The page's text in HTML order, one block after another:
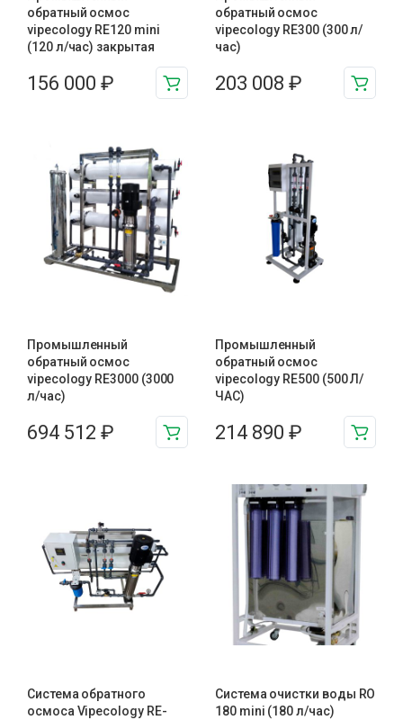
обратный осмос
vipecology RE120 mini
(120 л/час) закрытая
156 000 ₽
обратный осмос
vipecology RE300 (300 л/
час)
203 008 ₽
Промышленный
обратный осмос
vipecology RE3000 (3000
л/час)
694 512 ₽
Промышленный
обратный осмос
vipecology RE500 (500 Л/
ЧАС)
214 890 ₽
Система обратного
осмоса Vipecology RE-
Система очистки воды RO
180 mini (180 л/час)